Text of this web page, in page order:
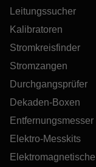
Leitungssucher
Kalibratoren
Stromkreisfinder
Stromzangen
Durchgangsprüfer
Dekaden-Boxen
Entfernungsmesser
Elektro-Messkits